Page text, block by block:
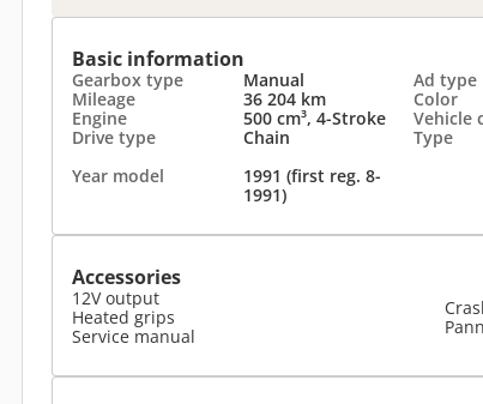
Basic information
Gearbox type Manual Ad type
Mileage
36 204 km Color
Engine
500 cm³, 4-Stroke Vehicle
Drive type
Chain Type
Year model
1991 (first reg. 8-
1991)
Accessories
12V output
Heated grips
Service manual